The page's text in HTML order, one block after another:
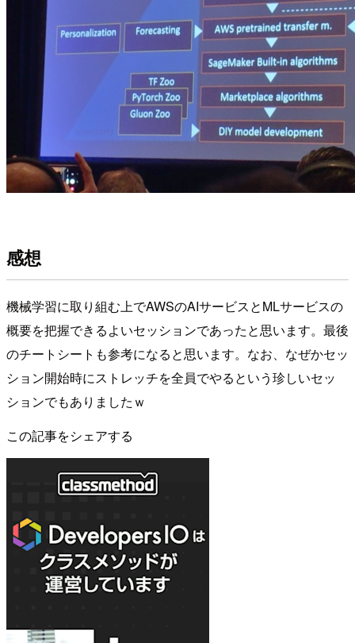
感想
機械学習に取り組む上でAWSのAIサービスとMLサービスの
概要を把握できるよいセッションであったと思います。最後
のチートシートも参考になると思います。なお、なぜかセッ
ション開始時にストレッチを全員でやるという珍しいセッ
ションでもありましたｗ
この記事をシェアする